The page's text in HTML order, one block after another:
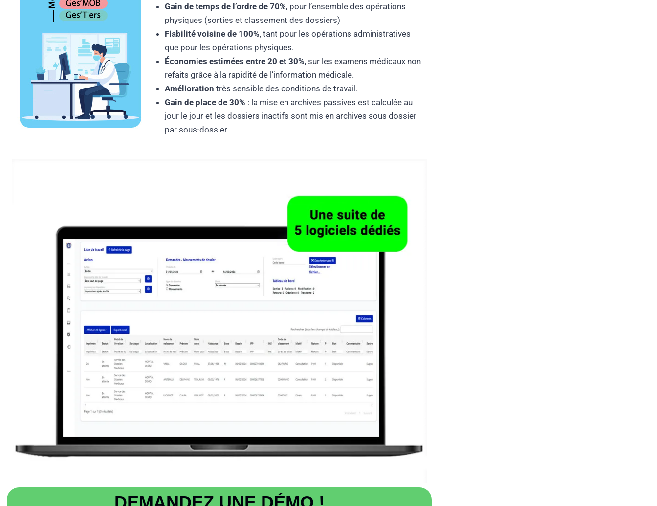
Gain de temps de l’ordre de 70%, pour l’ensemble des opérations
physiques (sorties et classement des dossiers)
Fiabilité voisine de 100%, tant pour les opérations administratives
que pour les opérations physiques.
Économies estimées entre 20 et 30%, sur les examens médicaux non
refaits grâce à la rapidité de l’information médicale.
Amélioration très sensible des conditions de travail.
Gain de place de 30% : la mise en archives passives est calculée au
jour le jour et les dossiers inactifs sont mis en archives sous dossier
par sous-dossier.